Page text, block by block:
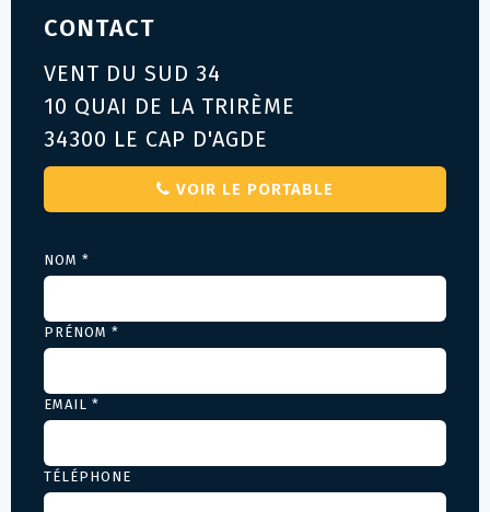
CONTACT
VENT DU SUD 34
10 QUAI DE LA TRIRÈME
34300 LE CAP D'AGDE
VOIR LE PORTABLE
NOM *
PRÉNOM *
EMAIL *
TÉLÉPHONE